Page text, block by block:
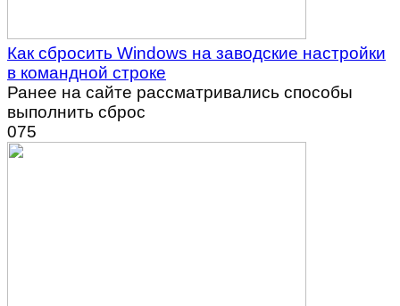
Как сбросить Windows на заводские настройки
в командной строке
Ранее на сайте рассматривались способы
выполнить сброс
075